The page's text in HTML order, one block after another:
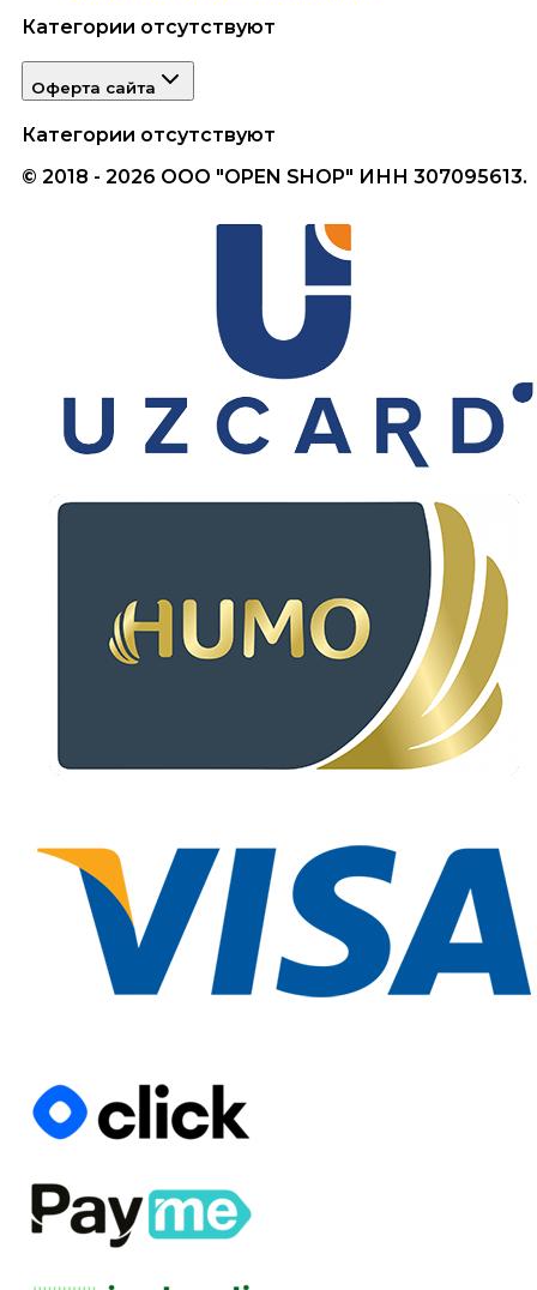
Категории отсутствуют
Оферта сайта
Категории отсутствуют
© 2018 - 2026 ООО "OPEN SHOP" ИНН 307095613.